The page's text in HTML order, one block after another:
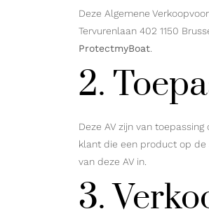
Deze Algemene
Tervurenlaan 402 1150
ProtectmyBoat
2.
Deze AV zijn van
klant die een product op de
van deze AV in.
3.